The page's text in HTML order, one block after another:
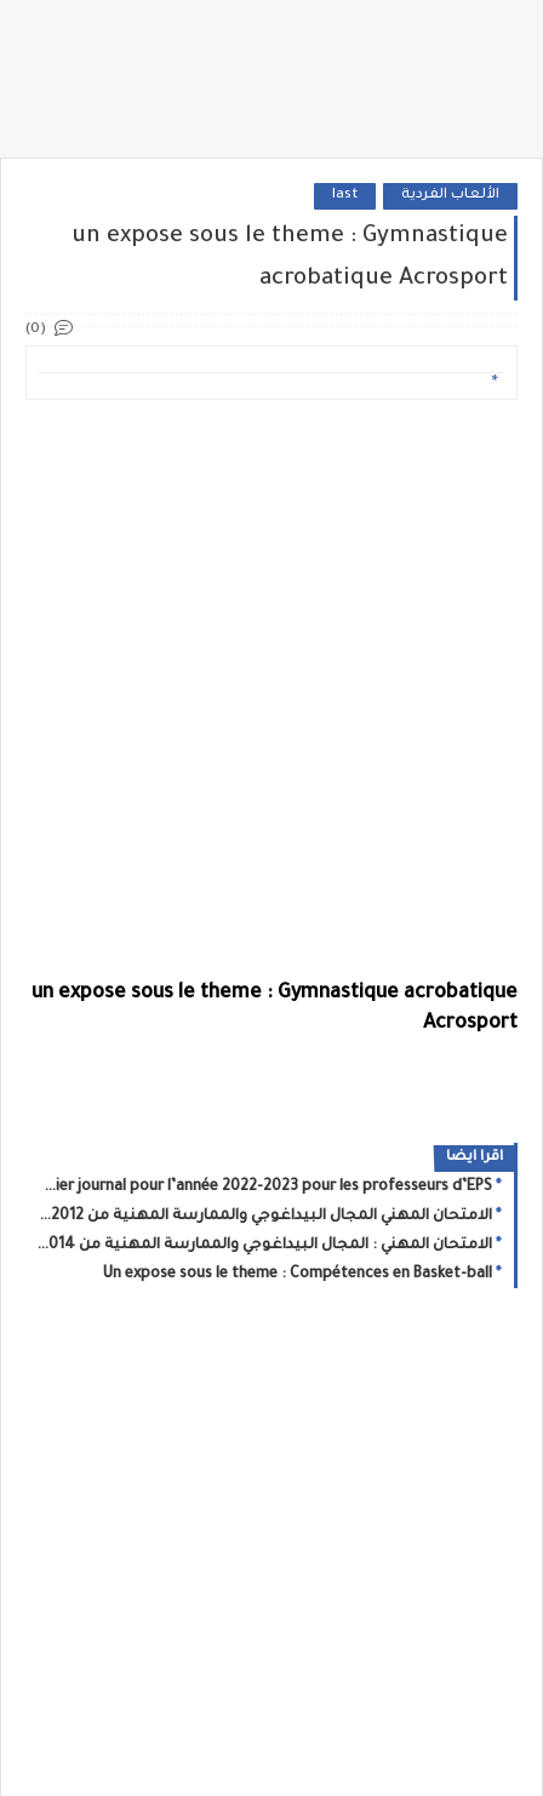
الألعاب الفردية last
un expose sous le theme : Gymnastique
acrobatique Acrosport
(0)
un expose sous le theme : Gymnastique acrobatique
Acrosport
اقرا ايضا
Cahier journal pour l’année 2022-2023 pour les professeurs d’EPS
الامتحان المهني المجال البيداغوجي والممارسة المهنية من 2012 الى2021 الابتدائي
الامتحان المهني : المجال البيداغوجي والممارسة المهنية من 2014 الى 2021 الثانوي التأهيلي
Un expose sous le theme : Compétences en Basket-ball